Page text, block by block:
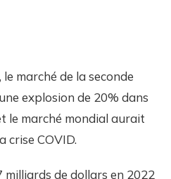
, le marché de la seconde
explosion de 20% dans
le marché mondial aurait
crise COVID.
milliards de dollars en 2022